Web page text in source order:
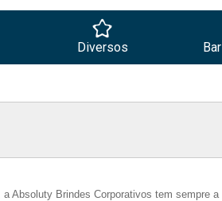
Diversos
Absoluty Brindes Corporativos tem sempre